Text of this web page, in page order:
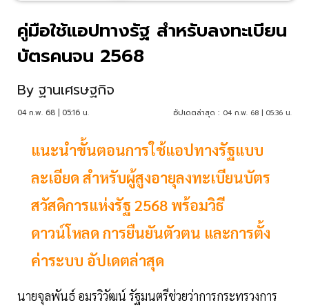
คู่มือใช้แอปทางรัฐ สำหรับลงทะเบียน
บัตรคนจน 2568
By ฐานเศรษฐกิจ
04 ก.พ. 68 | 05:16 น. อัปเดตล่าสุด : 04 ก.พ. 68 | 05:36 น.
แนะนำขั้นตอนการใช้แอปทางรัฐแบบ
ละเอียด สำหรับผู้สูงอายุลงทะเบียนบัตร
สวัสดิการแห่งรัฐ 2568 พร้อมวิธี
ดาวน์โหลด การยืนยันตัวตน และการตั้ง
ค่าระบบ อัปเดตล่าสุด
นายจุลพันธ์ อมรวิวัฒน์ รัฐมนตรีช่วยว่าการกระทรวงการ